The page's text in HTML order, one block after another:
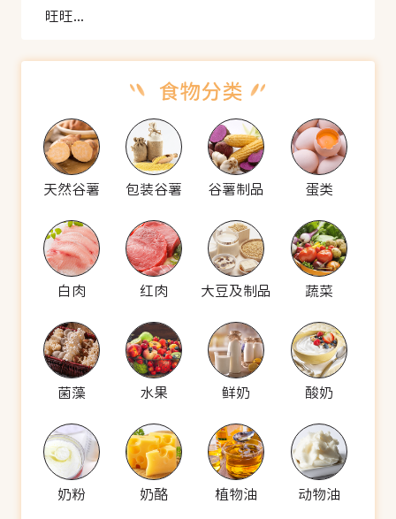
旺旺果粒多冰糖山楂复合果汁饮料
天然谷薯 包装谷薯 谷薯制品 蛋类
白肉 红肉 大豆及制品 蔬菜
菌藻 水果 鲜奶 酸奶
奶粉 奶酪 植物油 动物油